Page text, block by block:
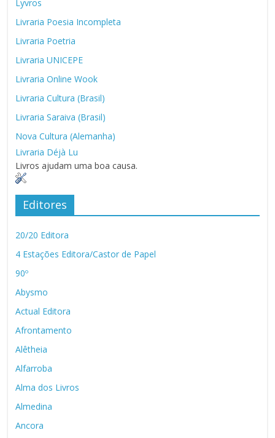
Lyvros
Livraria Poesia Incompleta
Livraria Poetria
Livraria UNICEPE
Livraria Online Wook
Livraria Cultura (Brasil)
Livraria Saraiva (Brasil)
Nova Cultura (Alemanha)
Livraria Déjà Lu
Livros ajudam uma boa causa.
Editores
20/20 Editora
4 Estações Editora/Castor de Papel
90º
Abysmo
Actual Editora
Afrontamento
Alêtheia
Alfarroba
Alma dos Livros
Almedina
Ancora